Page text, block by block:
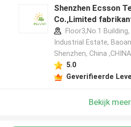
Shenzhen Ecsson
Co.,Limited
Floor3,No.1
Industrial Estate,
Shenzhen, China ,CHINA
5.0
Geverifieerde
Bekijk meer